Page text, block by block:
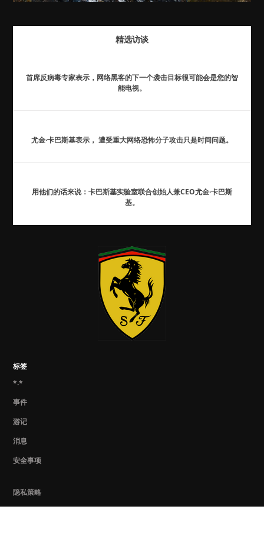
精选访谈
首席反病毒专家表示，网络黑客的下一个袭击目标很可能会是您的智
能电视。
尤金·卡巴斯基表示， 遭受重大网络恐怖分子攻击只是时间问题。
用他们的话来说：卡巴斯基实验室联合创始人兼CEO尤金·卡巴斯
基。
标签
*.*
事件
游记
消息
安全事项
隐私策略